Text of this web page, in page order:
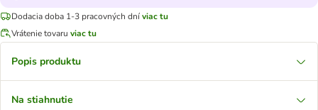
Dodacia doba 1-3 pracovných dníviac tu
Vrátenie tovaru viac tu
Popis produktu
Na stiahnutie